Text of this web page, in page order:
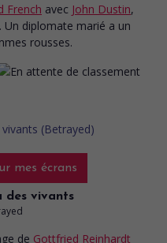
French avec John Dustin,
. Un diplomate marié a un
rousses.
mes écrans
des vivants
de Gottfried Reinhardt